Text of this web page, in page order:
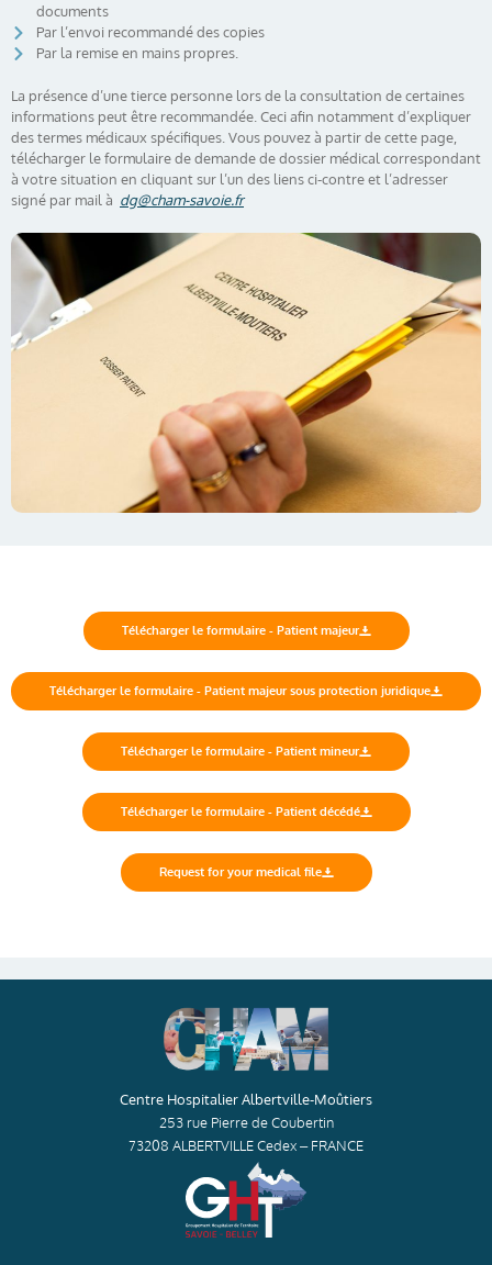
documents
Par l’envoi recommandé des copies
Par la remise en mains propres.
La présence d’une tierce personne lors de la consultation de certaines
informations peut être recommandée. Ceci afin notamment d’expliquer
des termes médicaux spécifiques. Vous pouvez à partir de cette page,
télécharger le formulaire de demande de dossier médical correspondant
à votre situation en cliquant sur l’un des liens ci-contre et l’adresser
signé par mail à dg@cham-savoie.fr
Télécharger le formulaire - Patient majeur
Télécharger le formulaire - Patient majeur sous protection juridique
Télécharger le formulaire - Patient mineur
Télécharger le formulaire - Patient décédé
Request for your medical file
Centre Hospitalier Albertville-Moûtiers
253 rue Pierre de Coubertin
73208 ALBERTVILLE Cedex – FRANCE